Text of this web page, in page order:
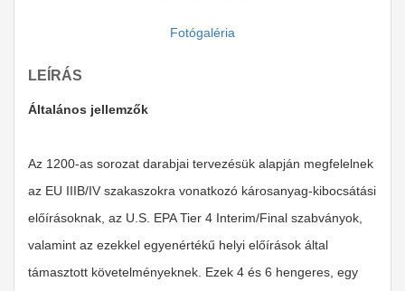
Fotógaléria
LEÍRÁS
Általános jellemzők
Az 1200-as sorozat darabjai tervezésük alapján megfelelnek
az EU IIIB/IV szakaszokra vonatkozó károsanyag-kibocsátási
előírásoknak, az U.S. EPA Tier 4 Interim/Final szabványok,
valamint az ezekkel egyenértékű helyi előírások által
támasztott követelményeknek. Ezek 4 és 6 hengeres, egy